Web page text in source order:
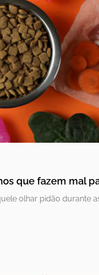
que fazem mal
olhar pidão durante